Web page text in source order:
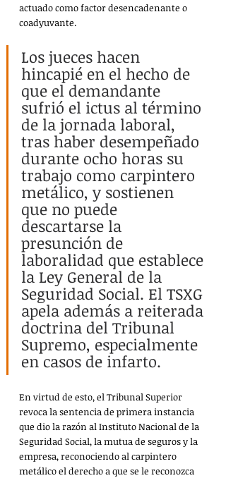
actuado como factor desencadenante o
coadyuvante.
Los jueces hacen
hincapié en el hecho de
que el demandante
sufrió el ictus al término
de la jornada laboral,
tras haber desempeñado
durante ocho horas su
trabajo como carpintero
metálico, y sostienen
que no puede
descartarse la
presunción de
laboralidad que establece
la Ley General de la
Seguridad Social. El TSXG
apela además a reiterada
doctrina del Tribunal
Supremo, especialmente
en casos de infarto.
En virtud de esto, el Tribunal Superior
revoca la sentencia de primera instancia
que dio la razón al Instituto Nacional de la
Seguridad Social, la mutua de seguros y la
empresa, reconociendo al carpintero
metálico el derecho a que se le reconozca